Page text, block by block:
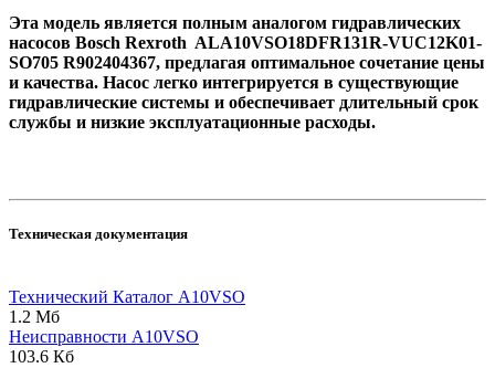
Эта модель является полным аналогом гидравлических
насосов Bosch Rexroth ALA10VSO18DFR131R-VUC12K01-
SO705 R902404367, предлагая оптимальное сочетание цены
и качества. Насос легко интегрируется в существующие
гидравлические системы и обеспечивает длительный срок
службы и низкие эксплуатационные расходы.
Техническая документация
Технический Каталог A10VSO
1.2 Мб
Неисправности A10VSO
103.6 Кб